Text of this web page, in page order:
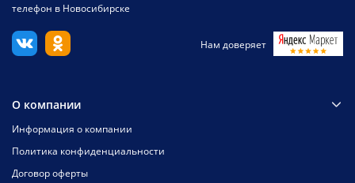
телефон в Новосибирске
Нам доверяет
О компании
Информация о компании
Политика конфиденциальности
Договор оферты